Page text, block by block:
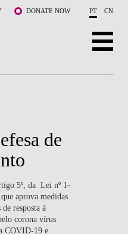
DONATE NOW PT CN
de
5º, da Lei nº 1-
aprova medidas
resposta à
corona vírus
COVID-19 e